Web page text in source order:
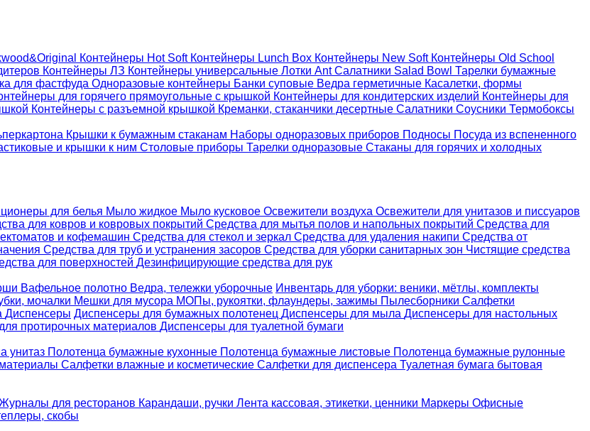
Контейнеры Hot Soft Контейнеры Lunch Box Контейнеры New Soft Контейнеры Old School
Контейнеры ЛЗ Контейнеры универсальные Лотки AntСалатники Salad Bowl Тарелки бумажные
для фастфуда Одноразовые контейнеры Банки суповые Ведра герметичные Касалетки, формы
для горячего прямоугольные с крышкой Контейнеры для кондитерских изделий Контейнеры для
Контейнеры с разъемной крышкой Креманки, стаканчики десертные Салатники Соусники Термобоксы
Крышки к бумажным стаканам Наборы одноразовых приборов Подносы Посуда из вспененного
и крышки к ним Столовые приборы Тарелки одноразовые Стаканы для горячих и холодных
для белья Мыло жидкое Мыло кусковое Освежители воздуха Освежители для унитазов и писсуаров
для ковров и ковровых покрытий Средства для мытья полов и напольных покрытий Средства для
и кофемашин Средства для стекол и зеркал Средства для удаления накипи Средства от
Средства для труб и устранения засоров Средства для уборки санитарных зон Чистящие средства
для поверхностей Дезинфицирующие средства для рук
Вафельное полотно Ведра, тележки уборочные Инвентарь для уборки: веники, мётлы, комплекты
мочалки Мешки для мусора МОПы, рукоятки, флаундеры, зажимы Пылесборники Салфетки
Диспенсеры Диспенсеры для бумажных полотенец Диспенсеры для мыла Диспенсеры для настольных
протирочных материалов Диспенсеры для туалетной бумаги
унитаз Полотенца бумажные кухонные Полотенца бумажные листовые Полотенца бумажные рулонные
Салфетки влажные и косметические Салфетки для диспенсера Туалетная бумага бытовая
для ресторанов Карандаши, ручки Лента кассовая, этикетки, ценники Маркеры Офисные
скобы